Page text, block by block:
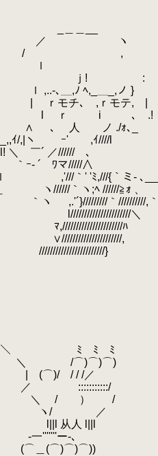
ヽ
,
! :
,_＿_,ノ }
,ｒモテ, |
もうすぐ
ゝ､ 人 ノ ./ｫ､_
'￣ ,ｲ////l
／//////ゝ､
ﾜマ/////∧
' 'ﾐ,///{｀ミ- ､
｀ヽ;ﾍ //////≧ｫ 、
｀//////////,｀
＼
ﾊ
,
}
●） ＼ ﾐ ﾐ ﾐ
/⌒)⌒)⌒) やらない夫
/ / /／
ゝ :::::::::::/
/ ） /
/ ／
从人 l||l
-一'''''''ー-､
(⌒＿(⌒)⌒)⌒))